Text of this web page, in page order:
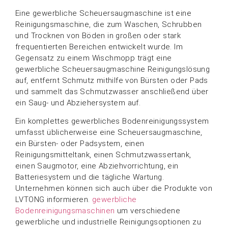
Eine gewerbliche Scheuersaugmaschine ist eine
Reinigungsmaschine, die zum Waschen, Schrubben
und Trocknen von Böden in großen oder stark
frequentierten Bereichen entwickelt wurde. Im
Gegensatz zu einem Wischmopp trägt eine
gewerbliche Scheuersaugmaschine Reinigungslösung
auf, entfernt Schmutz mithilfe von Bürsten oder Pads
und sammelt das Schmutzwasser anschließend über
ein Saug- und Abziehersystem auf.
Ein komplettes gewerbliches Bodenreinigungssystem
umfasst üblicherweise eine Scheuersaugmaschine,
ein Bürsten- oder Padsystem, einen
Reinigungsmitteltank, einen Schmutzwassertank,
einen Saugmotor, eine Abziehvorrichtung, ein
Batteriesystem und die tägliche Wartung.
Unternehmen können sich auch über die Produkte von
LVTONG informieren. gewerbliche
Bodenreinigungsmaschinen um verschiedene
gewerbliche und industrielle Reinigungsoptionen zu